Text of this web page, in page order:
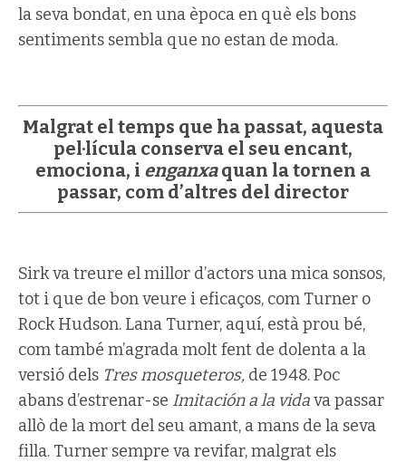
la seva bondat, en una època en què els bons
sentiments sembla que no estan de moda.
Malgrat el temps que ha passat, aquesta
pel·lícula conserva el seu encant,
emociona, i enganxaquan la tornen a
passar, com d’altres del director
Sirk va treure el millor d’actors una mica sonsos,
tot i que de bon veure i eficaços, com Turner o
Rock Hudson. Lana Turner, aquí, està prou bé,
com també m’agrada molt fent de dolenta a la
versió dels Tres mosqueteros, de 1948. Poc
abans d’estrenar-se Imitación a la vidava passar
allò de la mort del seu amant, a mans de la seva
filla. Turner sempre va revifar, malgrat els